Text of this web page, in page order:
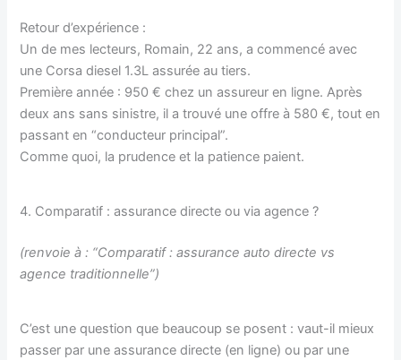
Retour d’expérience :
Un de mes lecteurs, Romain, 22 ans, a commencé avec
une Corsa diesel 1.3L assurée au tiers.
Première année : 950 € chez un assureur en ligne. Après
deux ans sans sinistre, il a trouvé une offre à 580 €, tout en
passant en “conducteur principal”.
Comme quoi, la prudence et la patience paient.
4. Comparatif : assurance directe ou via agence ?
(renvoie à : “Comparatif : assurance auto directe vs
agence traditionnelle”)
C’est une question que beaucoup se posent : vaut-il mieux
passer par une assurance directe (en ligne) ou par une